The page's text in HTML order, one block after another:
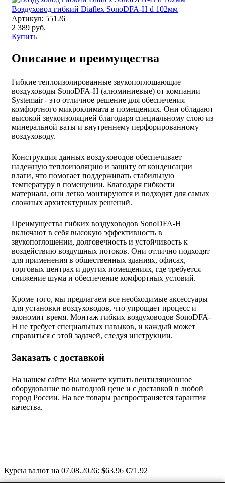
Воздуховод гибкий Diaflex SonoDFA-H d 102мм
Артикул: 55126
2 389 руб.
Купить
Описание и преимущества
Гибкие теплоизолированные звукопоглощающие
воздуховоды SonoDFA-H (алюминиевые) от компании
Systemair - это отличное решение для обеспечения
комфортного микроклимата в помещениях. Они обладают
высокой звукоизоляцией благодаря специальному слою из
минеральной ваты и внутреннему перфорированному
воздуховоду.
Конструкция данных воздуховодов обеспечивает
надежную теплоизоляцию и защиту от конденсации
влаги, что помогает поддерживать стабильную
температуру в помещении. Благодаря гибкости
материала, они легко монтируются и подходят для самых
сложных архитектурных решений.
Преимущества гибких воздуховодов SonoDFA-H
включают в себя высокую эффективность в
звукопоглощении, долговечность и устойчивость к
воздействию воздушных потоков. Они отлично подходят
для применения в общественных зданиях, офисах,
торговых центрах и других помещениях, где требуется
снижение шума и обеспечение комфортных условий.
Кроме того, мы предлагаем все необходимые аксессуары
для установки воздуховодов, что упрощает процесс и
экономит время. Монтаж гибких воздуховодов SonoDFA-
H не требует специальных навыков, и каждый может
справиться с этой задачей, следуя инструкции.
Заказать с доставкой
На нашем сайте Вы можете купить вентиляционное
оборудование по выгодной цене и с доставкой в любой
город России. На все товары распространяется гарантия
качества.
Курсы валют на 07.08.2026: $63.96 €71.92